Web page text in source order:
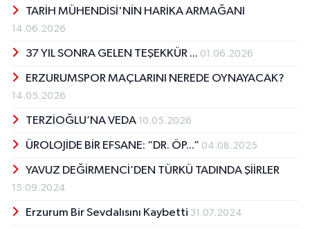
TARİH MÜHENDİSİ'NİN HARİKA ARMAĞANI
14.06.2026
37 YIL SONRA GELEN TEŞEKKÜR ... 01.06.2026
ERZURUMSPOR MAÇLARINI NEREDE OYNAYACAK?
14.05.2026
TERZİOĞLU’NA VEDA 10.05.2026
ÜROLOJİDE BİR EFSANE: “DR. ÖP...” 04.08.2025
YAVUZ DEĞİRMENCİ’DEN TÜRKÜ TADINDA ŞİİRLER
15.09.2024
Erzurum Bir Sevdalısını Kaybetti 31.07.2024